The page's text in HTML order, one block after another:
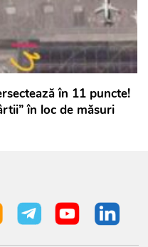
în 11 puncte!
în loc de măsuri